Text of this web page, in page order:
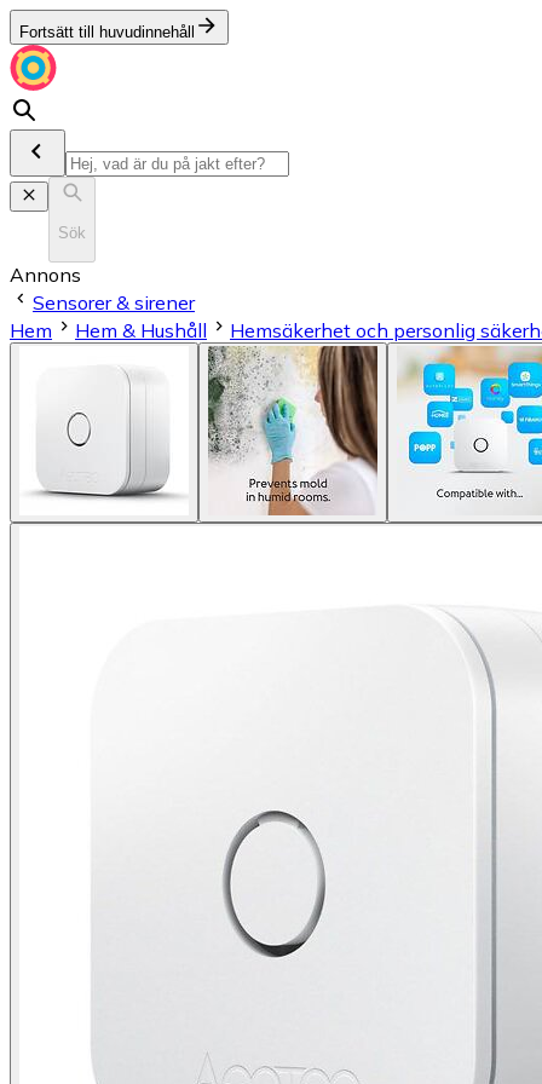
Fortsätt till huvudinnehåll
Sök
Annons
Sensorer & sirener
Hem
Hem & Hushåll Hemsäkerhet och personlig